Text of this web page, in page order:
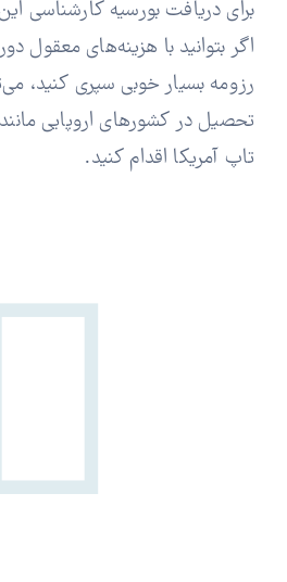
برای دریافت بورسیه کارشناسی
اگر بتوانید با هزینه‌های معقول
رزومه بسیار خوبی سپری کنید،
تحصیل در کشورهای اروپایی
تاپ آمریکا اقدام کنید.